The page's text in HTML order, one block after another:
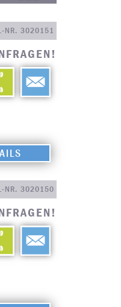
NR. 3020151
NR. 3020150